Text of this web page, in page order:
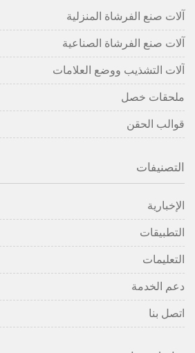
آلات صنع الفرشاة المنزلية
آلات صنع الفرشاة الصناعية
آلات التشذيب ووضع العلامات
ملحقات خصل
قوالب الحقن
التصنيفات
الإخبارية
التطبيقات
التعليمات
دعم الخدمة
اتصل بنا